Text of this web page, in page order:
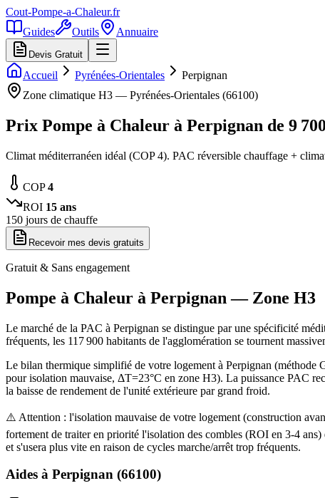
Cout-Pompe-a-Chaleur.fr
Guides
Outils Annuaire
Devis Gratuit
Accueil Pyrénées-Orientales
Perpignan
Zone climatique H3 — Pyrénées-Orientales (66100)
Prix Pompe à Chaleur à Perpignan de 9 700
Climat méditerranéen idéal (COP 4). PAC réversible chauffage +
COP4
ROI 15 ans
150 jours de chauffe
Recevoir mes devis gratuits
Gratuit & Sans engagement
Pompe à Chaleur à Perpignan — Zone H3
Le marché de la PAC à Perpignan se distingue par une spécificité
fréquents, les 117 900 habitants de l'agglomération se tournent
Le bilan thermique simplifié de votre logement à Perpignan
pour isolation mauvaise, ΔT=23°C en zone H3). La puissance PAC
la baisse de rendement de l'unité extérieure par grand froid.
⚠️ Attention : l'isolation mauvaise de votre logement (construction
fortement de traiter en priorité l'isolation des combles (ROI en 3-4
et s'usera plus vite en raison de cycles marche/arrêt trop fréquents.
Aides à Perpignan (66100)